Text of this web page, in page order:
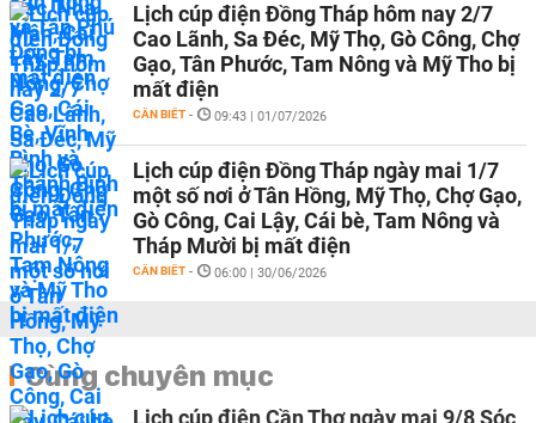
Lịch cúp điện Đồng Tháp hôm nay 2/7
Cao Lãnh, Sa Đéc, Mỹ Thọ, Gò Công, Chợ
Gạo, Tân Phước, Tam Nông và Mỹ Tho bị
mất điện
CẦN BIẾT - 09:43 | 01/07/2026
Lịch cúp điện Đồng Tháp ngày mai 1/7
một số nơi ở Tân Hồng, Mỹ Thọ, Chợ Gạo,
Gò Công, Cai Lậy, Cái bè, Tam Nông và
Tháp Mười bị mất điện
CẦN BIẾT - 06:00 | 30/06/2026
Cùng chuyên mục
Lịch cúp điện Cần Thơ ngày mai 9/8 Sóc